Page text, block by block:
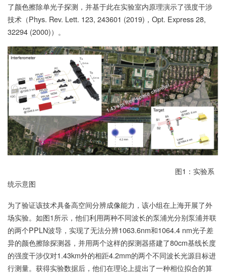
了颜色擦除单光子探测，并基于此在实验室内原理演示了强度干涉
技术（Phys. Rev. Lett. 123, 243601 (2019)，Opt. Express 28,
32294 (2000)）。
图1：实验系
统示意图
为了验证该技术具备高空间分辨成像能力，该小组在上海开展了外
场实验。如图1所示，他们利用两种不同波长的泵浦光分别泵浦并联
的两个PPLN波导，实现了无法分辨1063.6nm和1064.4 nm光子差
异的颜色擦除探测器，并用两个这样的探测器搭建了80cm基线长度
的强度干涉仪对1.43km外的相距4.2mm的两个不同波长光源目标进
行测量。获得实验数据后，他们在理论上提出了一种相位拟合的算